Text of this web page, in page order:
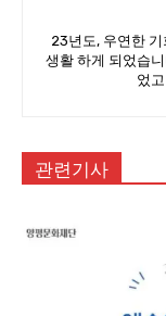
23년도, 우연한
생활 하게 되었습
었
관련기사